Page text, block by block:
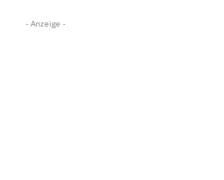
- Anzeige -